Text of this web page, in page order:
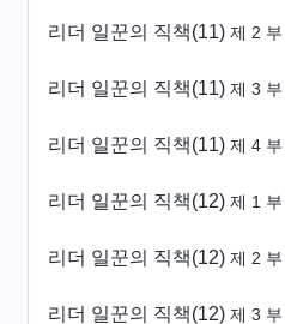
리더 일꾼의 직책(11) 제 2 부
리더 일꾼의 직책(11) 제 3 부
리더 일꾼의 직책(11) 제 4 부
리더 일꾼의 직책(12) 제 1 부
리더 일꾼의 직책(12) 제 2 부
리더 일꾼의 직책(12) 제 3 부